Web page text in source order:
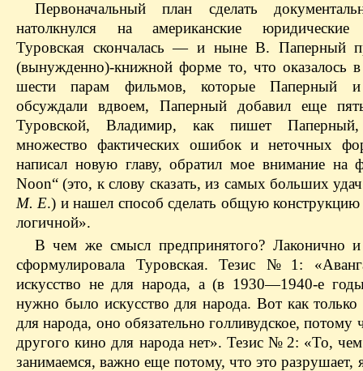
Первоначальный план сделать
натолкнулся на американские юридические
Туровская скончалась — ​и ныне В. Паперный
(вынужденно)-книжной форме то, что оказалось
шести парам фильмов, которые Паперный и
обсуждали вдвоем, Паперный добавил еще
Туровской, Владимир, как пишет Паперный,
множество фактических ошибок и неточных
написал новую главу, обратил мое внимание на
Noon“ (это, к слову сказать, из самых больших
М. Е.) и нашел способ сделать общую конструкцию
логичной».
В чем же смысл предпринятого? Лаконично и
сформулировала Туровская. Тезис № 1:
искусство не для народа, а (в 1930—1940-е
нужно было искусство для народа. Вот как
для народа, оно обязательно голливудское, потому
другого кино для народа нет». Тезис № 2: «То,
занимаемся, важно еще потому, что это разрушает,